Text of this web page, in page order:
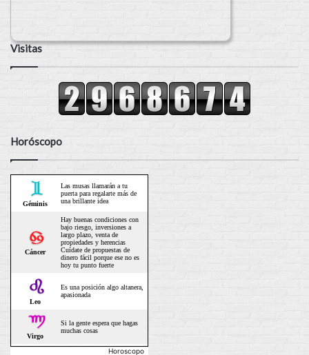
Visitas
Horóscopo
Horoscopo